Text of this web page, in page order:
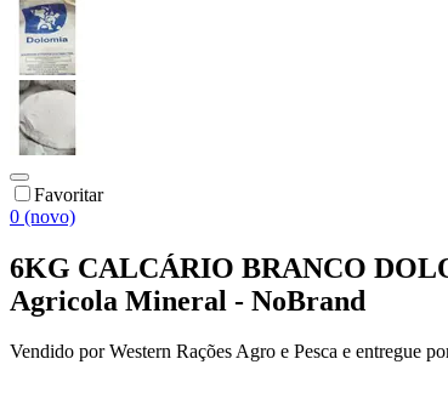
Favoritar
0 (novo)
6KG CALCÁRIO BRANCO
Agricola Mineral - NoBrand
Vendido porWestern Rações Agro e Pesca e entregue